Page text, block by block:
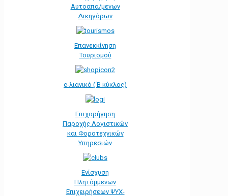
Αυτοαπα/μενων
Δικηγόρων
Επανεκκίνηση
Τουρισμού
e-λιανικό (΄Β κύκλος)
Επιχορήγηση
Παροχής Λογιστικών
και Φοροτεχνικών
Υπηρεσιών
Ενίσχυση
Πλητόμμενων
Επιχειρήσεων ΨΥΧ-